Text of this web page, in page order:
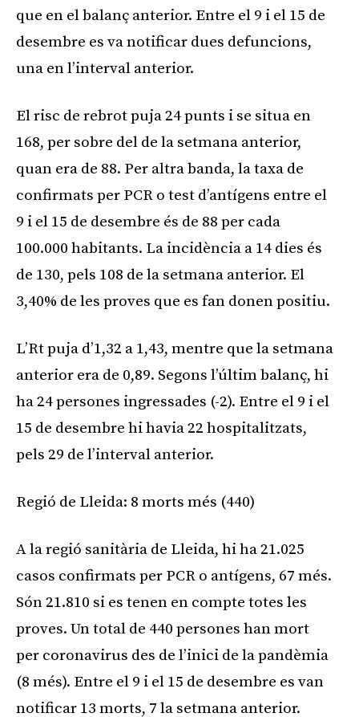
que en el balanç anterior. Entre el 9 i el 15 de
desembre es va notificar dues defuncions,
una en l’interval anterior.
El risc de rebrot puja 24 punts i se situa en
168, per sobre del de la setmana anterior,
quan era de 88. Per altra banda, la taxa de
confirmats per PCR o test d’antígens entre el
9 i el 15 de desembre és de 88 per cada
100.000 habitants. La incidència a 14 dies és
de 130, pels 108 de la setmana anterior. El
3,40% de les proves que es fan donen positiu.
L’Rt puja d’1,32 a 1,43, mentre que la setmana
anterior era de 0,89. Segons l’últim balanç, hi
ha 24 persones ingressades (-2). Entre el 9 i el
15 de desembre hi havia 22 hospitalitzats,
pels 29 de l’interval anterior.
Regió de Lleida: 8 morts més (440)
A la regió sanitària de Lleida, hi ha 21.025
casos confirmats per PCR o antígens, 67 més.
Són 21.810 si es tenen en compte totes les
proves. Un total de 440 persones han mort
per coronavirus des de l’inici de la pandèmia
(8 més). Entre el 9 i el 15 de desembre es van
notificar 13 morts, 7 la setmana anterior.